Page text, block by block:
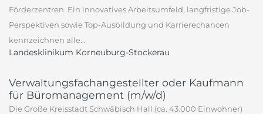
Förderzentren. Ein innovatives Arbeitsumfeld, langfristige Job-
Perspektiven sowie Top-Ausbildung und Karrierechancen
kennzeichnen alle...
Landesklinikum Korneuburg-Stockerau
Verwaltungsfachangestellter oder Kaufmann
für Büromanagement (m/w/d)
Die Große Kreisstadt Schwäbisch Hall (ca. 43.000 Einwohner)